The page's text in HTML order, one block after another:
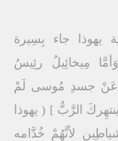
يهوذا جاء بِسِيرة
مِيخائِيلُ رئِيسُ
عَنْ جسدِ مُوسى لَمْ
الرَّبُّ ] ( يهوذا
لأنَّهُمْ خُدَّامه